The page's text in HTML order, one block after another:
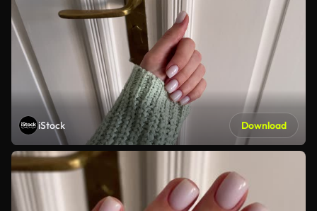
iStock Download